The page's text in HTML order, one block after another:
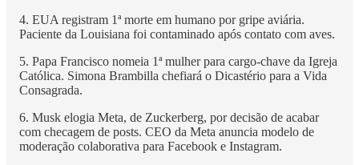
4. EUA registram 1ª morte em humano por gripe aviária.
Paciente da Louisiana foi contaminado após contato com aves.
5. Papa Francisco nomeia 1ª mulher para cargo-chave da Igreja
Católica. Simona Brambilla chefiará o Dicastério para a Vida
Consagrada.
6. Musk elogia Meta, de Zuckerberg, por decisão de acabar
com checagem de posts. CEO da Meta anuncia modelo de
moderação colaborativa para Facebook e Instagram.